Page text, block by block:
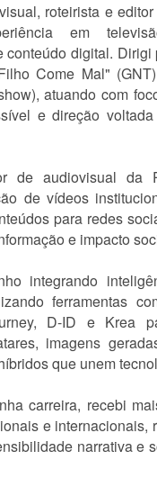
roteirista e
em
conteúdo digital. Dirigi
Come Mal"
atuando com
e direção
de audiovisual da
de vídeos
para redes
e impacto
integrando
ferramentas
D-ID e Krea
imagens
que unem
carreira, recebi
e internacionais,
narrativa e